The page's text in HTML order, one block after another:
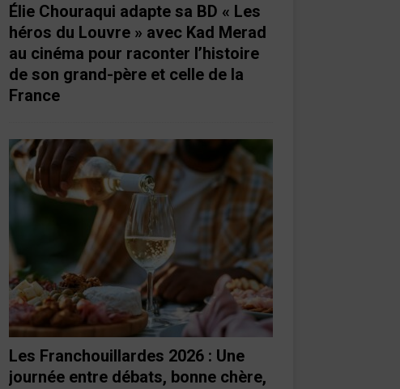
Élie Chouraqui adapte sa BD « Les
héros du Louvre » avec Kad Merad
au cinéma pour raconter l’histoire
de son grand-père et celle de la
France
Les Franchouillardes 2026 : Une
journée entre débats, bonne chère,